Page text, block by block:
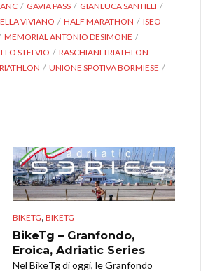
GAVIA PASS
GIANLUCA SANTILLI
VIVIANO HALF MARATHON
ISEO
MEMORIAL ANTONIO DESIMONE
STELVIO
RASCHIANI TRIATHLON
UNIONE SPOTIVA BORMIESE
BIKETG, BIKETG
BikeTg – Granfondo,
Eroica, Adriatic Series
Nel BikeTg di oggi, le Granfondo